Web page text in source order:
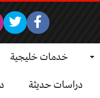
خدمات خليجية
دراسات حديثة